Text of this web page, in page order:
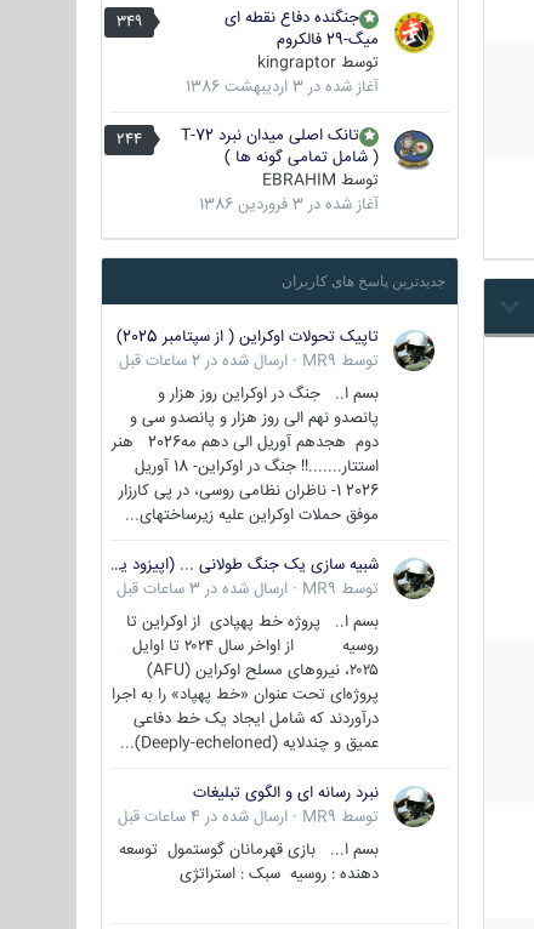
349
جنگنده دفاع نقطه ای
میگ-29 فالکروم
توسط kingraptor
آغاز شده در 3 اردیبهشت 1386
244
تانک اصلی میدان نبرد T-72
( شامل تمامی گونه ها )
توسط EBRAHIM
آغاز شده در 3 فروردین 1386
جدیدترین پاسخ های کاربران
تاپیک تحولات اوکراین ( از سپتامبر 2025)
توسط MR9
· ارسال شده در 2 ساعات قبل
بسم ا.. جنگ در اوکراین روز هزار و
پانصدو نهم الی روز هزار و پانصدو سی و
دوم هجدهم آوریل الی دهم مه2026 هنر
استتار.......!! جنگ در اوکراین- 18 آوریل
2026 1- ناظران نظامی روسی، در پی کارزار
موفق حملات اوکراین علیه زیرساختهای...
شبیه سازی یک جنگ طولانی ... (اپیزود یکم : اوکراین )
توسط MR9
· ارسال شده در 3 ساعات قبل
بسم ا.. پروژه خط پهپادی از اوکراین تا
روسیه از اواخر سال ۲۰۲۴ تا اوایل
۲۰۲۵، نیروهای مسلح اوکراین (AFU)
پروژه‌ای تحت عنوان «خط پهپاد» را به اجرا
درآوردند که شامل ایجاد یک خط دفاعی
عمیق و چندلایه (Deeply-echeloned)...
نبرد رسانه ای و الگوی تبلیغات
توسط MR9
· ارسال شده در 4 ساعات قبل
بسم ا... بازی قهرمانان گوستمول توسعه
دهنده : روسیه سبک : استراتژی